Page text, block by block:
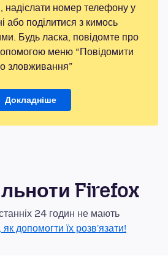
надіслати номер телефону у
або поділитися з кимось
Будь ласка, повідомте про
допомогою меню “Повідомити
зловживання”
Докладніше
Firefox
24 годин не мають
як допомогти їх розв'язати!